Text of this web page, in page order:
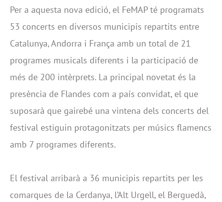
Per a aquesta nova edició, el FeMAP té programats
53 concerts en diversos municipis repartits entre
Catalunya, Andorra i França amb un total de 21
programes musicals diferents i la participació de
més de 200 intèrprets. La principal novetat és la
presència de Flandes com a país convidat, el que
suposarà que gairebé una vintena dels concerts del
festival estiguin protagonitzats per músics flamencs
amb 7 programes diferents.
El festival arribarà a 36 municipis repartits per les
comarques de la Cerdanya, l’Alt Urgell, el Berguedà,